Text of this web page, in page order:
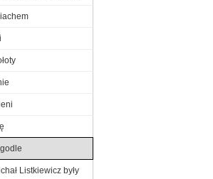
Listkiewicz były